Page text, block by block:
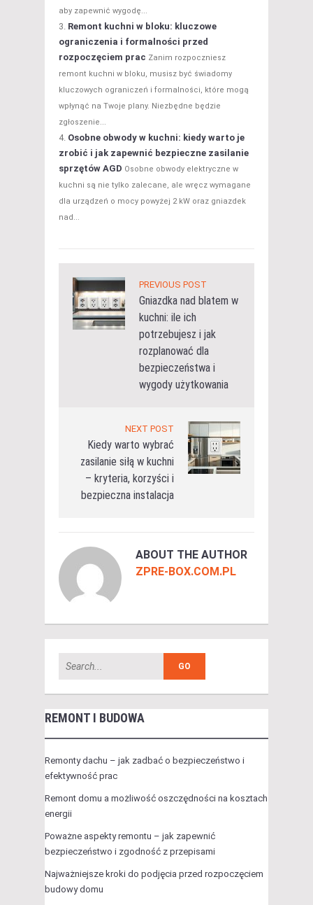
aby zapewnić wygodę...
Remont kuchni w bloku: kluczowe
ograniczenia i formalności przed
rozpoczęciem prac Zanim rozpoczniesz
remont kuchni w bloku, musisz być świadomy
kluczowych ograniczeń i formalności, które mogą
wpłynąć na Twoje plany. Niezbędne będzie
zgłoszenie...
Osobne obwody w kuchni: kiedy warto je
zrobić i jak zapewnić bezpieczne zasilanie
sprzętów AGD Osobne obwody elektryczne w
kuchni są nie tylko zalecane, ale wręcz wymagane
dla urządzeń o mocy powyżej 2 kW oraz gniazdek
nad...
PREVIOUS POST
Gniazdka nad blatem w
kuchni: ile ich
potrzebujesz i jak
rozplanować dla
bezpieczeństwa i
wygody użytkowania
NEXT POST
Kiedy warto wybrać
zasilanie siłą w kuchni
– kryteria, korzyści i
bezpieczna instalacja
ABOUT THE AUTHOR
ZPRE-BOX.COM.PL
REMONT I BUDOWA
Remonty dachu – jak zadbać o bezpieczeństwo i
efektywność prac
Remont domu a możliwość oszczędności na kosztach
energii
Poważne aspekty remontu – jak zapewnić
bezpieczeństwo i zgodność z przepisami
Najważniejsze kroki do podjęcia przed rozpoczęciem
budowy domu